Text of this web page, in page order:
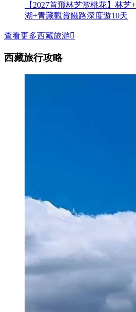
【2027首飛林芝赏桃花】林
湖+青藏觀賞鐵路深度遊10天
查看更多西藏旅游
西藏旅行攻略